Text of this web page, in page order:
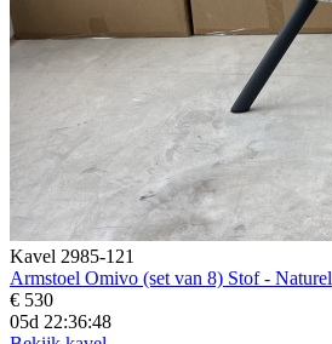
Kavel 2985-121
Armstoel Omivo (set van 8) Stof - Naturel
€ 530
05d 22:36:45